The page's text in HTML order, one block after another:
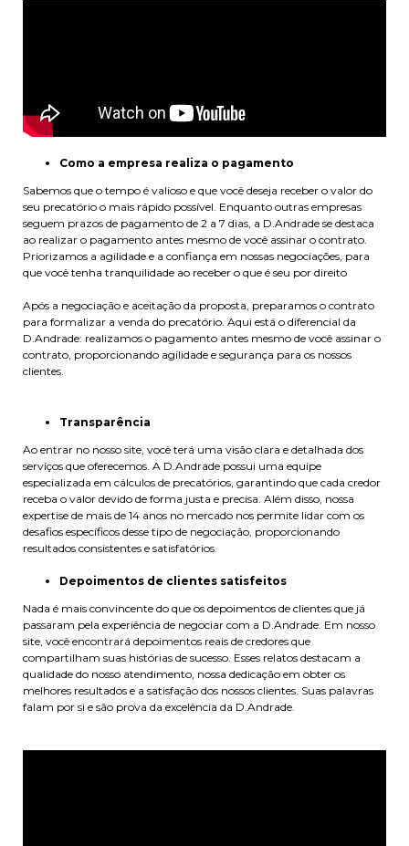
Como a empresa realiza o pagamento
Sabemos que o tempo é valioso e que você deseja receber o valor do
seu precatório o mais rápido possível. Enquanto outras empresas
seguem prazos de pagamento de 2 a 7 dias, a D.Andrade se destaca
ao realizar o pagamento antes mesmo de você assinar o contrato.
Priorizamos a agilidade e a confiança em nossas negociações, para
que você tenha tranquilidade ao receber o que é seu por direito
Após a negociação e aceitação da proposta, preparamos o contrato
para formalizar a venda do precatório. Aqui está o diferencial da
D.Andrade: realizamos o pagamento antes mesmo de você assinar o
contrato, proporcionando agilidade e segurança para os nossos
clientes.
Transparência
Ao entrar no nosso site, você terá uma visão clara e detalhada dos
serviços que oferecemos. A D.Andrade possui uma equipe
especializada em cálculos de precatórios, garantindo que cada credor
receba o valor devido de forma justa e precisa. Além disso, nossa
expertise de mais de 14 anos no mercado nos permite lidar com os
desafios específicos desse tipo de negociação, proporcionando
resultados consistentes e satisfatórios.
Depoimentos de clientes satisfeitos
Nada é mais convincente do que os depoimentos de clientes que já
passaram pela experiência de negociar com a D.Andrade. Em nosso
site, você encontrará depoimentos reais de credores que
compartilham suas histórias de sucesso. Esses relatos destacam a
qualidade do nosso atendimento, nossa dedicação em obter os
melhores resultados e a satisfação dos nossos clientes. Suas palavras
falam por si e são prova da excelência da D.Andrade.